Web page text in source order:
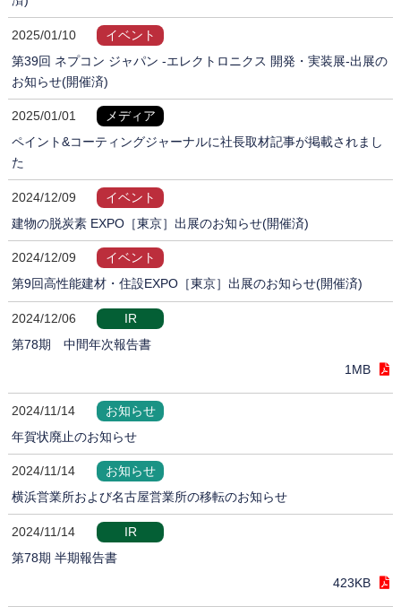
2025/01/10
イベント
第39回 ネプコン ジャパン -エレクトロニクス 開発・実装展-出展の
お知らせ(開催済)
2025/01/01
メディア
ペイント&コーティングジャーナルに社長取材記事が掲載されまし
た
2024/12/09
イベント
建物の脱炭素 EXPO［東京］出展のお知らせ(開催済)
2024/12/09
イベント
第9回高性能建材・住設EXPO［東京］出展のお知らせ(開催済)
2024/12/06
IR
第78期 中間年次報告書
1MB
2024/11/14
お知らせ
年賀状廃止のお知らせ
2024/11/14
お知らせ
横浜営業所および名古屋営業所の移転のお知らせ
2024/11/14
IR
第78期 半期報告書
423KB